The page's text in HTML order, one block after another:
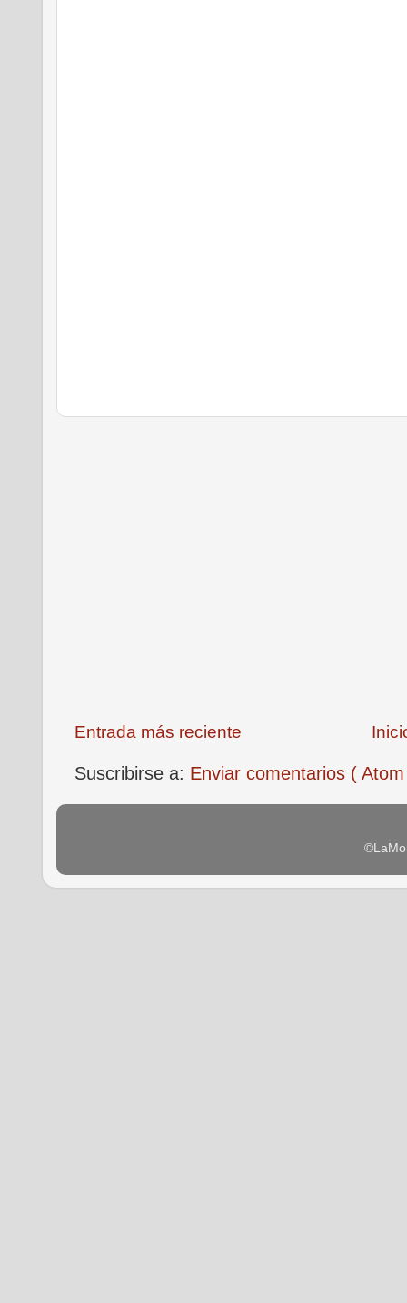
Entrada más reciente
Suscribirse a: Enviar comentarios (